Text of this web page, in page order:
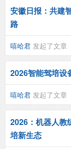
安徽日报：共建
路
嘻哈君 发起了文章
2026智能驾培设
嘻哈君 发起了文章
2026：机器人教
培新生态